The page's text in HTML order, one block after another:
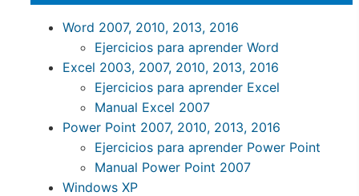
Word 2007, 2010, 2013, 2016
Ejercicios para aprender Word
Excel 2003, 2007, 2010, 2013, 2016
Ejercicios para aprender Excel
Manual Excel 2007
Power Point 2007, 2010, 2013, 2016
Ejercicios para aprender Power Point
Manual Power Point 2007
Windows XP